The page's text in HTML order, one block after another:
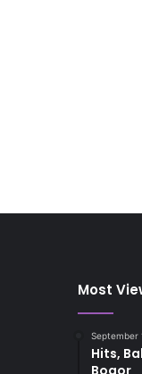
Most
September
Hits,
Bogor